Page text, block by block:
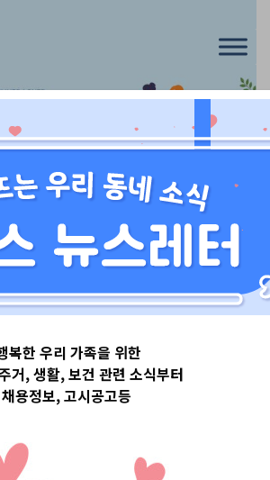
별시강남
3 및 주간
복한 우리 가족을 위한
거, 생활, 보건 관련 소식부터
채용정보, 고시공고등